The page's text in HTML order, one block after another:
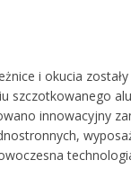
i okucia
szczotkowanego
innowacyjny